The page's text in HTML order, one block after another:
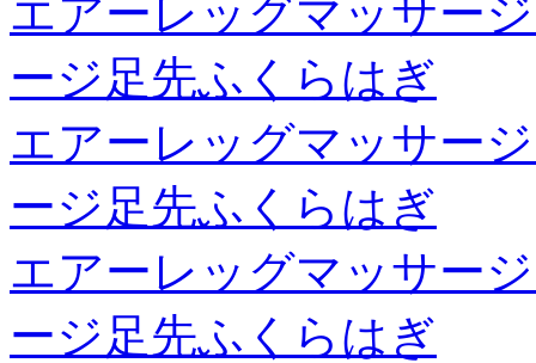
エアーレッグマッサー
ージ足先ふくらはぎ
エアーレッグマッサー
ージ足先ふくらはぎ
エアーレッグマッサー
ージ足先ふくらはぎ